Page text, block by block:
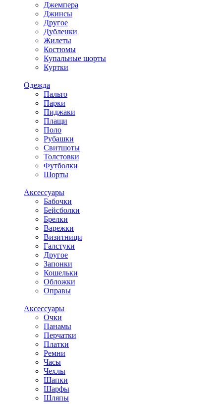
Джемпера
Джинсы
Другое
Дубленки
Жилеты
Костюмы
Купальные шорты
Куртки
Одежда
Пальто
Парки
Пиджаки
Плащи
Поло
Рубашки
Свитшоты
Толстовки
Футболки
Шорты
Аксессуары
Бабочки
Бейсболки
Брелки
Варежки
Визитници
Галстуки
Другое
Запонки
Кошельки
Обложки
Оправы
Аксессуары
Очки
Панамы
Перчатки
Платки
Ремни
Часы
Чехлы
Шапки
Шарфы
Шляпы